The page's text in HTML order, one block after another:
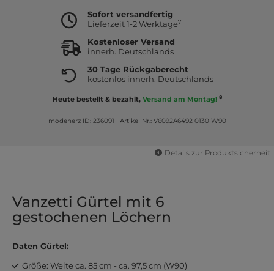
Sofort versandfertig
Lieferzeit 1-2 Werktage7
Kostenloser Versand
innerh. Deutschlands
30 Tage Rückgaberecht
kostenlos innerh. Deutschlands
Heute bestellt & bezahlt, Versand am Montag! 8
modeherz ID: 236091 | Artikel Nr.: V6092A6492 0130 W90
Details zur Produktsicherheit
Vanzetti Gürtel mit 6
gestochenen Löchern
Daten Gürtel:
Größe: Weite ca. 85 cm - ca. 97,5 cm (W90)